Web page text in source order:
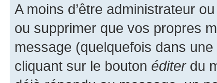
A moins d’être administrateur
ou supprimer que vos propres
message (quelquefois dans
cliquant sur le bouton éditerdu